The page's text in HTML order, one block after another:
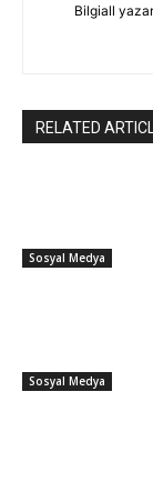
Bilgiall
RELATED
Sosyal Medya
Sosyal Medya